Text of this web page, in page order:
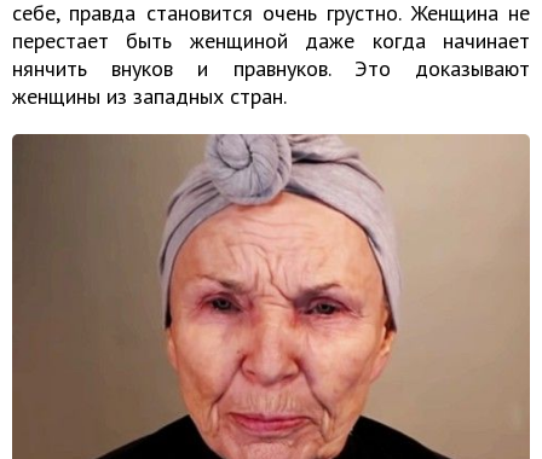
себе, правда становится очень грустно. Женщина не
перестает быть женщиной даже когда начинает
нянчить внуков и правнуков. Это доказывают
женщины из западных стран.